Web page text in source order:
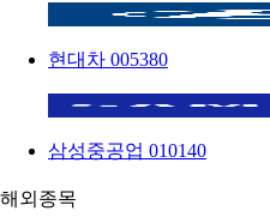
현대차 005380
삼성중공업 010140
해외종목